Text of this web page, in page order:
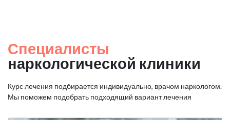
Специалисты
наркологической клиники
Курс лечения подбирается индивидуально, врачом наркологом.
Мы поможем подобрать подходящий вариант лечения